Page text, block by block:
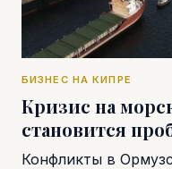
БИЗНЕС НА КИПРЕ
Кризис на
становится
Конфликты в